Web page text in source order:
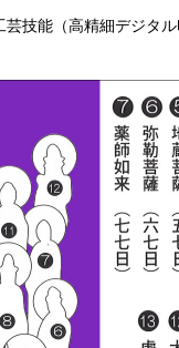
技能（高精細デジタ